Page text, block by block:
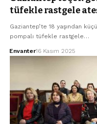
tüfekle rastgele
Gaziantep’te 18 yaşından
pompalı tüfekle rastgele…
Envanter16 Kasım 2025